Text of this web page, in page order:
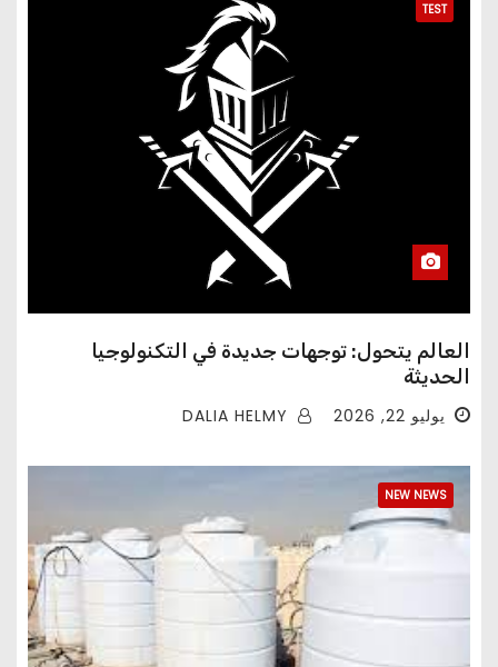
TEST
العالم يتحول: توجهات جديدة في التكنولوجيا
الحديثة
يوليو 22, 2026
NEW NEWS